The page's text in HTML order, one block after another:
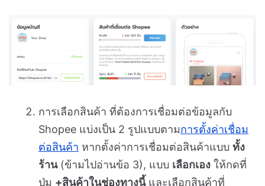
การเลือกสินค้า ที่ต้องการเชื่อมต่อข้อมูลกับ
Shopee แบ่งเป็น 2 รูปแบบตามการตั้งค่าเชื่อม
ต่อสินค้า หากตั้งค่าการเชื่อมต่อสินค้าแบบ ทั้ง
ร้าน (ข้ามไปอ่านข้อ 3), แบบ เลือกเอง ให้กดที่
ปุ่ม +สินค้าในช่องทางนี้และเลือกสินค้าที่